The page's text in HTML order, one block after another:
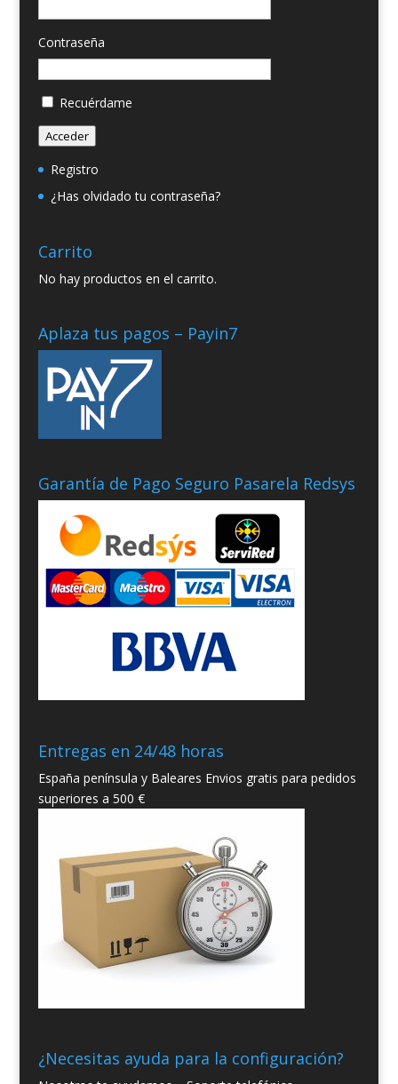
Contraseña
Recuérdame
Acceder
Registro
¿Has olvidado tu contraseña?
Carrito
No hay productos en el carrito.
Aplaza tus pagos – Payin7
Garantía de Pago Seguro Pasarela Redsys
Entregas en 24/48 horas
España península y Baleares Envios gratis para pedidos
superiores a 500 €
¿Necesitas ayuda para la configuración?